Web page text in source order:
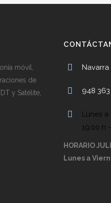
móvil,
de
y Satélite,
Navarra
948
Lunes a
19:00 h
HORARIO
Lunes a